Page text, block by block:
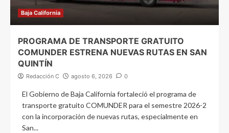
Baja California
PROGRAMA DE TRANSPORTE GRATUITO
COMUNDER ESTRENA NUEVAS RUTAS EN SAN
QUINTÍN
Redacción C agosto 6, 2026 0
El Gobierno de Baja California fortaleció el programa de
transporte gratuito COMUNDER para el semestre 2026-2
con la incorporación de nuevas rutas, especialmente en
San...